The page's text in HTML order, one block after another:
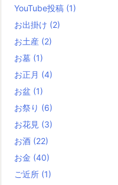
YouTube投稿 (1)
お出掛け (2)
お土産 (2)
お墓 (1)
お正月 (4)
お盆 (1)
お祭り (6)
お花見 (3)
お酒 (22)
お金 (40)
ご近所 (1)